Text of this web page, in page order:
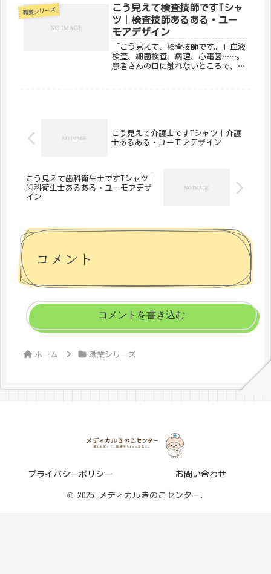
科助手の日常をユーモアに込めたの
が、メディカルきのこセンターの「こ
う見...
職業シリーズ
こう見えて検査技師ですTシャ
ツ｜検査技師あるある・ユー
モアデザイン
「こう見えて、検査技師です。」血液
検査、細菌検査、病理、心電図……。
患者さんの目に触れないところで、診
こう見えて介護士ですTシャツ｜介護
士あるある・ユーモアデザイン
こう見えて歯科衛生士ですTシャツ｜
歯科衛生士あるある・ユーモアデザ
イン
コメント
コメントを書き込む
ホーム 職業シリーズ
プライバシーポリシー お問い合わせ
© 2025 メディカルきのこセンター.